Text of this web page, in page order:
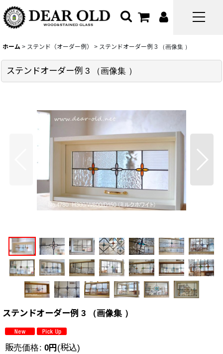
ホーム > ステンド（オーダー例） > ステンドオーダー例 3 （画像集 ）
ステンドオーダー例 3 （画像集 ）
ステンドオーダー例 3 （画像集 ）
販売価格: 0円 (税込)